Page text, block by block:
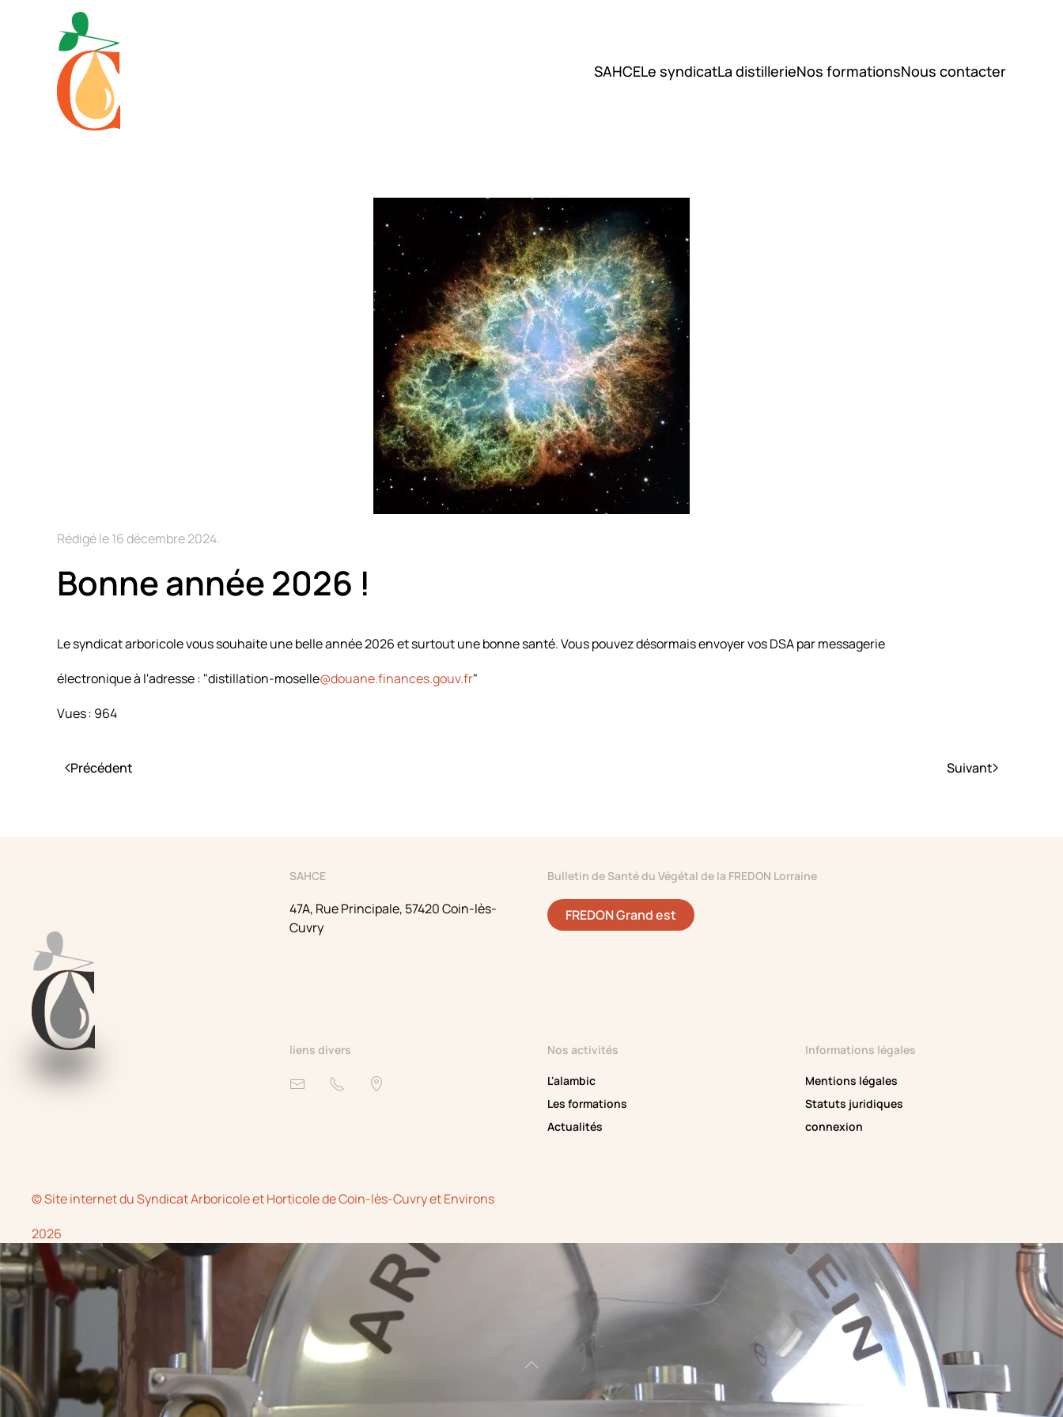
Skip to main content
SAHCELe syndicatLa distillerieNos formationsNous contacter
Rédigé le16 décembre 2024.
Bonne année 2026 !
Le syndicat arboricole vous souhaite une belle année 2026 et surtout une bonne santé. Vous pouvez désormais envoyer vos DSA par messagerie
électronique à l'adresse : "distillation-moselle@douane.finances.gouv.fr"
Vues : 964
Précédent Suivant
SAHCE
47A, Rue Principale, 57420 Coin-lès-
Cuvry
Bulletin de Santé du Végétal de la FREDON Lorraine
FREDON Grand est
liens divers Nos activités
L'alambic
Les formations
Actualités
Informations légales
Mentions légales
Statuts juridiques
connexion
© Site internet duSyndicat Arboricole et Horticole de Coin-lès-Cuvry et Environs
2026